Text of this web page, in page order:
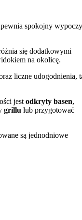
spokojny
się dodatkowymi
na okolicę.
liczne udogodnienia,
jest odkryty basen,
grillu lub przygotować
są jednodniowe
w tygodniu odbywają